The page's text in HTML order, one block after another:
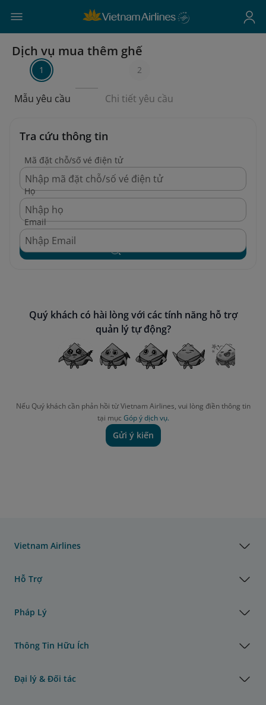
Dịch vụ mua thêm ghế
1
Mẫu yêu cầu
2
Chi tiết yêu cầu
Tra cứu thông tin
Mã đặt chỗ/số vé điện tử
Họ
Email
Quý khách có hài lòng với các tính năng hỗ trợ
quản lý tự động?
Nếu Quý khách cần phản hồi từ Vietnam Airlines, vui lòng điền thông tin
tại mục Góp ý dịch vụ.
Gửi ý kiến
Vietnam Airlines
Hỗ Trợ
Pháp Lý
Thông Tin Hữu Ích
Đại lý & Đối tác